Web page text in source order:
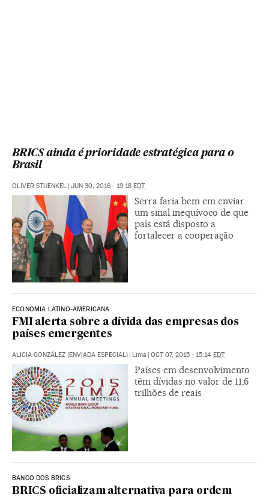
BRICS ainda é prioridade estratégica para o
Brasil
OLIVER STUENKEL | JUN 30, 2016 - 19:18 EDT
Serra faria bem em enviar
um sinal inequívoco de que
país está disposto a
fortalecer a cooperação
ECONOMIA LATINO-AMERICANA
FMI alerta sobre a dívida das empresas dos
países emergentes
ALICIA GONZÁLEZ (ENVIADA ESPECIAL) | Lima | OCT 07, 2015 - 15:14 EDT
Países em desenvolvimento
têm dívidas no valor de 11,6
trilhões de reais
BANCO DOS BRICS
BRICS oficializam alternativa para ordem